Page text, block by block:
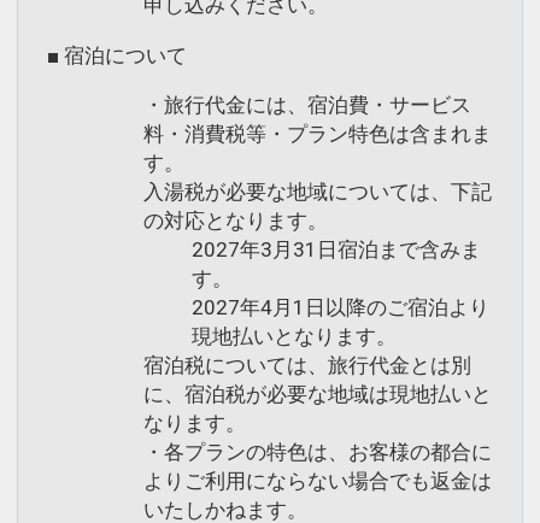
申し込みください。
■ 宿泊について
・旅行代金には、宿泊費・サービス
料・消費税等・プラン特色は含まれま
す。
入湯税が必要な地域については、下記
の対応となります。
2027年3月31日宿泊まで含みま
す。
2027年4月1日以降のご宿泊より
現地払いとなります。
宿泊税については、旅行代金とは別
に、宿泊税が必要な地域は現地払いと
なります。
・各プランの特色は、お客様の都合に
よりご利用にならない場合でも返金は
いたしかねます。